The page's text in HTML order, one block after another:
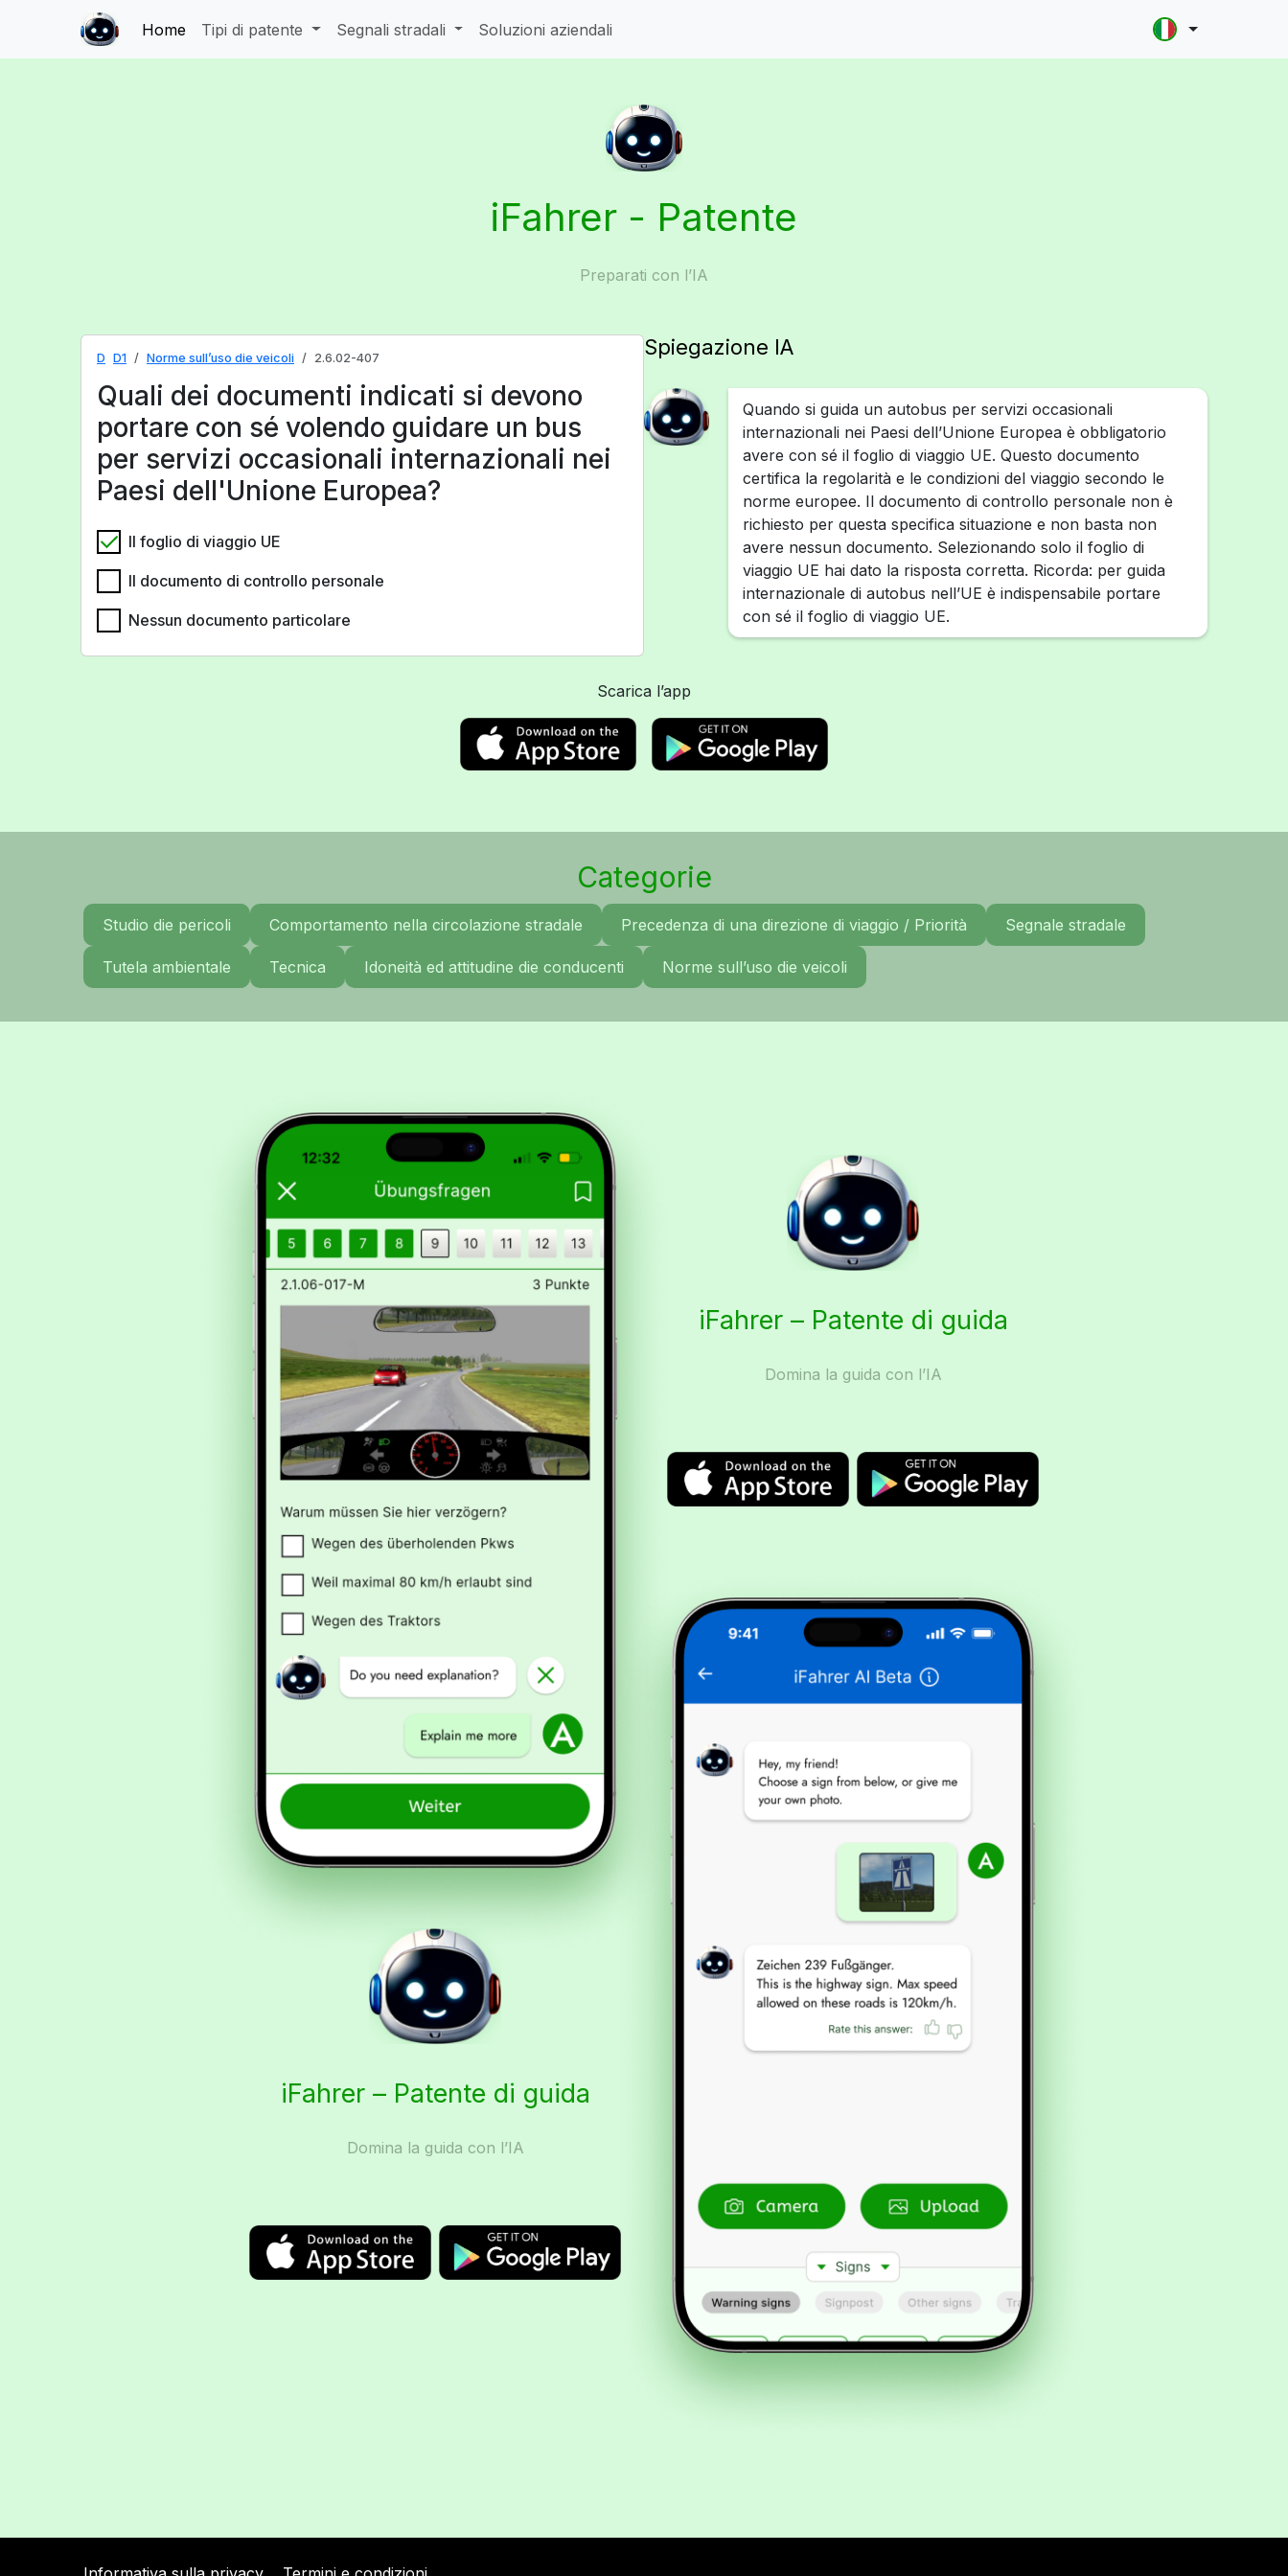
Home Tipi di patente Segnali stradali Soluzioni aziendali
iFahrer - Patente
Preparati con l’IA
D D1 Norme sull’uso die veicoli 2.6.02-407
Quali dei documenti indicati si devono
portare con sé volendo guidare un bus
per servizi occasionali internazionali nei
Paesi dell'Unione Europea?
Il foglio di viaggio UE
Il documento di controllo personale
Nessun documento particolare
Spiegazione IA
Quando si guida un autobus per servizi occasionali
internazionali nei Paesi dell’Unione Europea è obbligatorio
avere con sé il foglio di viaggio UE. Questo documento
certifica la regolarità e le condizioni del viaggio secondo le
norme europee. Il documento di controllo personale non è
richiesto per questa specifica situazione e non basta non
avere nessun documento. Selezionando solo il foglio di
viaggio UE hai dato la risposta corretta. Ricorda: per guida
internazionale di autobus nell’UE è indispensabile portare
con sé il foglio di viaggio UE.
Scarica l’app
Categorie
Studio die pericoli Comportamento nella circolazione stradale Precedenza di una direzione di viaggio / Priorità Segnale stradale
Tutela ambientale Tecnica Idoneità ed attitudine die conducenti Norme sull’uso die veicoli
iFahrer – Patente di guida
Domina la guida con l’IA
iFahrer – Patente di guida
Domina la guida con l’IA